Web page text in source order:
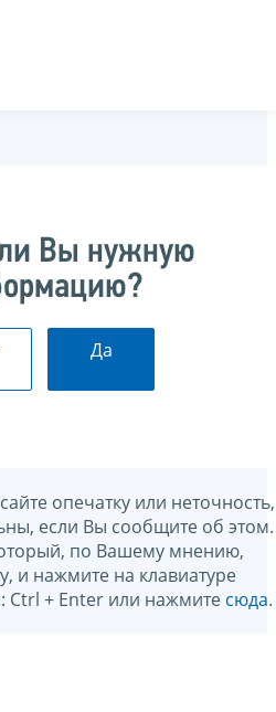
Вы нужную
Да
опечатку или неточность,
если Вы сообщите об этом.
по Вашему мнению,
и нажмите на клавиатуре
+ Enter или нажмите сюда.